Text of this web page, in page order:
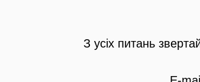
З усіх питань